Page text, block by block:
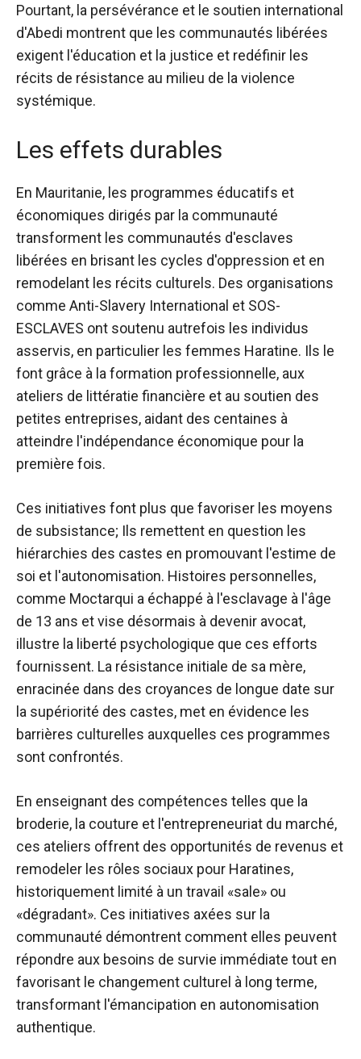
Pourtant, la persévérance et le soutien international
d'Abedi montrent que les communautés libérées
exigent l'éducation et la justice et redéfinir les
récits de résistance au milieu de la violence
systémique.
Les effets durables
En Mauritanie, les programmes éducatifs et
économiques dirigés par la communauté
transforment les communautés d'esclaves
libérées en brisant les cycles d'oppression et en
remodelant les récits culturels. Des organisations
comme Anti-Slavery International et SOS-
ESCLAVES ont soutenu autrefois les individus
asservis, en particulier les femmes Haratine. Ils le
font grâce à la formation professionnelle, aux
ateliers de littératie financière et au soutien des
petites entreprises, aidant des centaines à
atteindre l'indépendance économique pour la
première fois.
Ces initiatives font plus que favoriser les moyens
de subsistance; Ils remettent en question les
hiérarchies des castes en promouvant l'estime de
soi et l'autonomisation. Histoires personnelles,
comme Moctarqui a échappé à l'esclavage à l'âge
de 13 ans et vise désormais à devenir avocat,
illustre la liberté psychologique que ces efforts
fournissent. La résistance initiale de sa mère,
enracinée dans des croyances de longue date sur
la supériorité des castes, met en évidence les
barrières culturelles auxquelles ces programmes
sont confrontés.
En enseignant des compétences telles que la
broderie, la couture et l'entrepreneuriat du marché,
ces ateliers offrent des opportunités de revenus et
remodeler les rôles sociaux pour Haratines,
historiquement limité à un travail «sale» ou
«dégradant». Ces initiatives axées sur la
communauté démontrent comment elles peuvent
répondre aux besoins de survie immédiate tout en
favorisant le changement culturel à long terme,
transformant l'émancipation en autonomisation
authentique.